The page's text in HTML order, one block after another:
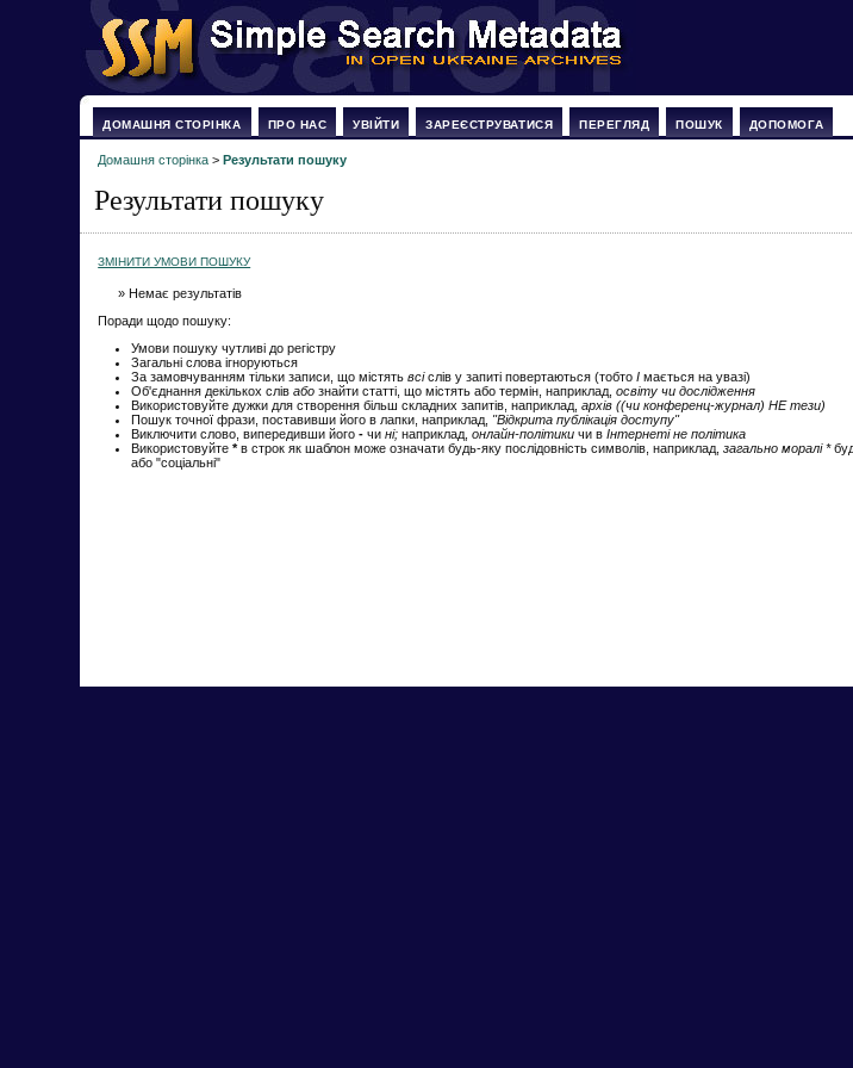
ДОМАШНЯ СТОРІНКА ПРО НАС УВІЙТИ ЗАРЕЄСТРУВАТИСЯ ПЕРЕГЛЯД ПОШУК ДОПОМОГА
Домашня сторінка >Результати пошуку
Результати пошуку
ЗМІНИТИ УМОВИ ПОШУКУ
» Немає результатів
Поради щодо пошуку:
Умови пошуку чутливі до регістру
Загальні слова ігноруються
За замовчуванням тільки записи, що містятьвсіслів у запиті повертаються (тобтоІ мається на увазі)
Об'єднання декількох слівабо знайти статті, що містять або термін, наприклад,освіту чи дослідження
Використовуйте дужки для створення більш складних запитів, наприклад,архів ((чи конференц-журнал) НЕ тези)
Пошук точної фрази, поставивши його в лапки, наприклад, "Відкрита публікація доступу"
Виключити слово, випередивши його- чині; наприклад,онлайн-політики чи вІнтернеті не політика
Використовуйте*в строк як шаблон може означати будь-яку послідовність символів, наприклад,загально моралі *
або "соціальні"